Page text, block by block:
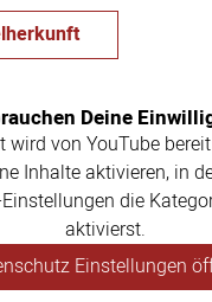
Deine
wird von YouTube
Inhalte aktivieren, in
die
aktivierst.
Einstellungen